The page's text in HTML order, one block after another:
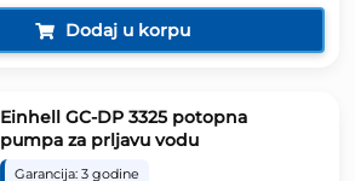
Dodaj u korpu
Einhell GC-DP 3325 potopna
pumpa za prljavu vodu
Garancija: 3 godine